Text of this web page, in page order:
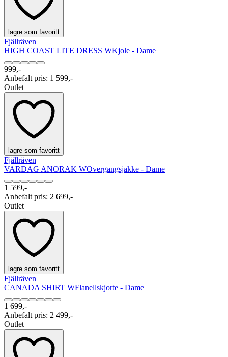
lagre som favoritt
Fjällräven
HIGH COAST LITE DRESS WKjole - Dame
999,-
Anbefalt pris: 1 599,-
Outlet
lagre som favoritt
Fjällräven
VARDAG ANORAK WOvergangsjakke - Dame
1 599,-
Anbefalt pris: 2 699,-
Outlet
lagre som favoritt
Fjällräven
CANADA SHIRT WFlanellskjorte - Dame
1 699,-
Anbefalt pris: 2 499,-
Outlet